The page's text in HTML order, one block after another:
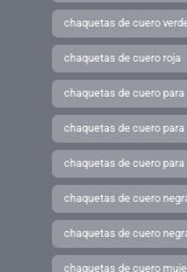
chaquetas de cuero
chaquetas de cuero roja
chaquetas de cuero
chaquetas de cuero para
chaquetas de cuero para
chaquetas de cuero
chaquetas de cuero
chaquetas de cuero